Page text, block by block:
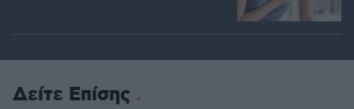
Δείτε Επίσης